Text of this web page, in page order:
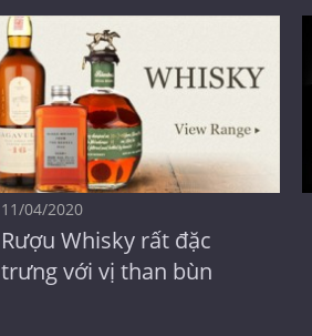
11/04/2020
Rượu Whisky rất đặc
trưng với vị than bùn